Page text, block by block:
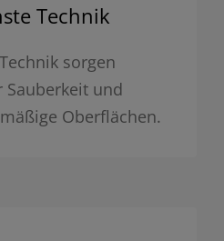
Technik
sorgen
und
Oberflächen.